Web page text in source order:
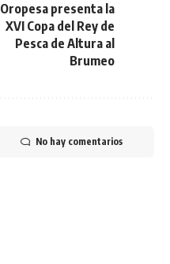
Oropesa presenta la
XVI Copa del Rey de
Pesca de Altura al
Brumeo
No hay comentarios